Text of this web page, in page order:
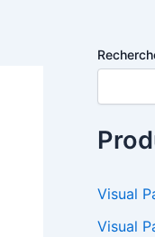
Visual
Visual